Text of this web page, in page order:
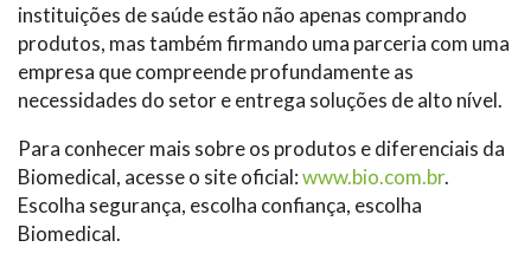
instituições de saúde estão não apenas comprando
produtos, mas também firmando uma parceria com uma
empresa que compreende profundamente as
necessidades do setor e entrega soluções de alto nível.
Para conhecer mais sobre os produtos e diferenciais da
Biomedical, acesse o site oficial:www.bio.com.br.
Escolha segurança, escolha confiança, escolha
Biomedical.